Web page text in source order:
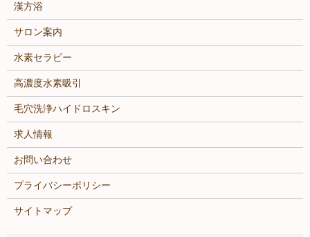
漢方浴
サロン案内
水素セラピー
高濃度水素吸引
毛穴洗浄ハイドロスキン
求人情報
お問い合わせ
プライバシーポリシー
サイトマップ